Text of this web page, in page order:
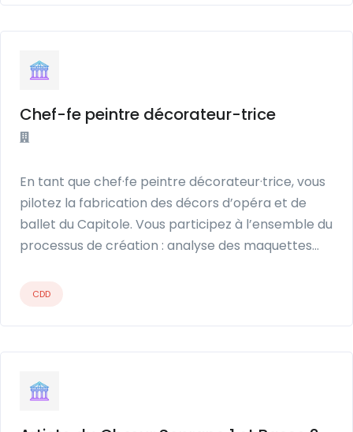
Chef-fe peintre décorateur-trice
En tant que chef·fe peintre décorateur·trice, vous
pilotez la fabrication des décors d’opéra et de
ballet du Capitole. Vous participez à l’ensemble du
processus de création : analyse des maquettes…
CDD